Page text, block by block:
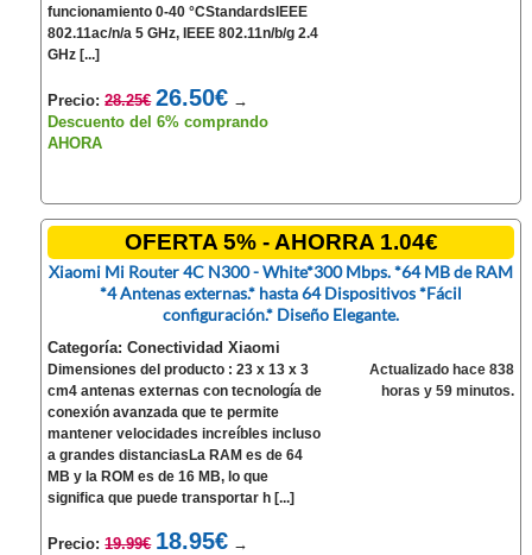
funcionamiento 0-40 °CStandardsIEEE
802.11ac/n/a 5 GHz, IEEE 802.11n/b/g 2.4
GHz [...]
Precio:28.25€ 26.50€ →
Descuento del 6% comprando
AHORA
OFERTA 5% - AHORRA 1.04€
Xiaomi Mi Router 4C N300 - White*300 Mbps. *64 MB de RAM
*4 Antenas externas.* hasta 64 Dispositivos *Fácil
configuración.* Diseño Elegante.
Categoría: Conectividad Xiaomi
Dimensiones del producto : 23 x 13 x 3
cm4 antenas externas con tecnología de
conexión avanzada que te permite
mantener velocidades increíbles incluso
a grandes distanciasLa RAM es de 64
MB y la ROM es de 16 MB, lo que
significa que puede transportar h [...]
Precio:19.99€ 18.95€ →
Actualizado hace 838
horas y 59 minutos.